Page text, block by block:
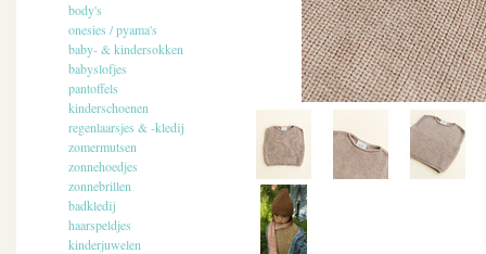
body's
onesies / pyama's
baby- & kindersokken
babyslofjes
pantoffels
kinderschoenen
regenlaarsjes & -kledij
zomermutsen
zonnehoedjes
zonnebrillen
badkledij
haarspeldjes
kinderjuwelen